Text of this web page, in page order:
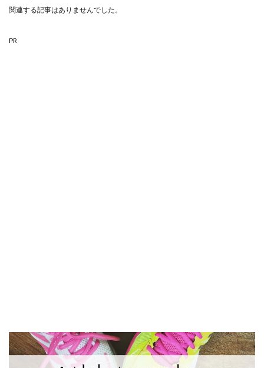
関連する記事はありませんでした。
PR